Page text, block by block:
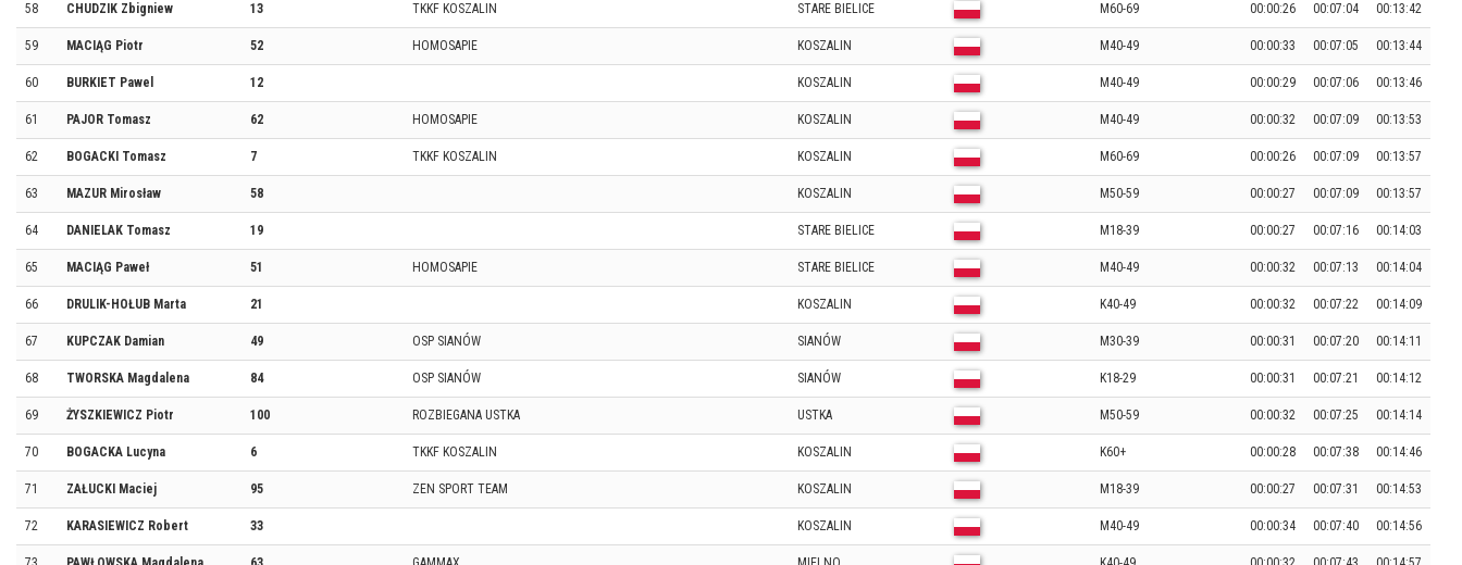
58 CHUDZIK Zbigniew 13 TKKF KOSZALIN STARE BIELICE M60-69 00:00:26 00:07:04 00:13:42
59 MACIĄG Piotr 52 HOMOSAPIE KOSZALIN M40-49 00:00:33 00:07:05 00:13:44
60 BURKIET Pawel 12 KOSZALIN M40-49 00:00:29 00:07:06 00:13:46
61 PAJOR Tomasz 62 HOMOSAPIE KOSZALIN M40-49 00:00:32 00:07:09 00:13:53
62 BOGACKI Tomasz 7 TKKF KOSZALIN KOSZALIN M60-69 00:00:26 00:07:09 00:13:57
63 MAZUR Mirosław 58 KOSZALIN M50-59 00:00:27 00:07:09 00:13:57
64 DANIELAK Tomasz 19 STARE BIELICE M18-39 00:00:27 00:07:16 00:14:03
65 MACIĄG Paweł 51 HOMOSAPIE STARE BIELICE M40-49 00:00:32 00:07:13 00:14:04
66 DRULIK-HOŁUB Marta 21 KOSZALIN K40-49 00:00:32 00:07:22 00:14:09
67 KUPCZAK Damian 49 OSP SIANÓW SIANÓW M30-39 00:00:31 00:07:20 00:14:11
68 TWORSKA Magdalena 84 OSP SIANÓW SIANÓW K18-29 00:00:31 00:07:21 00:14:12
69 ŻYSZKIEWICZ Piotr 100 ROZBIEGANA USTKA USTKA M50-59 00:00:32 00:07:25 00:14:14
70 BOGACKA Lucyna 6 TKKF KOSZALIN KOSZALIN K60+ 00:00:28 00:07:38 00:14:46
71 ZAŁUCKI Maciej 95 ZEN SPORT TEAM KOSZALIN M18-39 00:00:27 00:07:31 00:14:53
72 KARASIEWICZ Robert 33 KOSZALIN M40-49 00:00:34 00:07:40 00:14:56